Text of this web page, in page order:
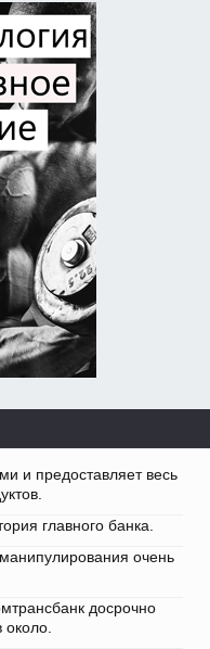
и предоставляет весь
главного банка.
очень
досрочно